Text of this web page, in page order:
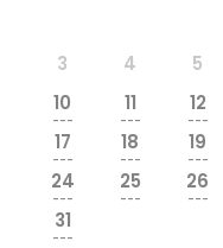
3
4 5
10
---
11
---
12
---
17
---
18
---
19
---
24
---
25
---
26
---
31
---